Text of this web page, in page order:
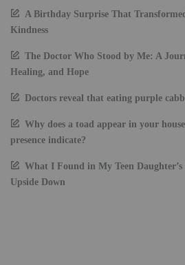
A Birthday Surprise That
Kindness
The Doctor Who Stood by Me: A
Healing, and Hope
Doctors reveal that eating purple
Why does a toad appear in your
presence indicate?
What I Found in My Teen
Upside Down